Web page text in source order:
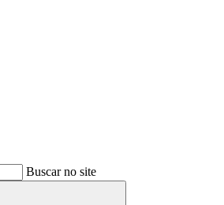
Buscar no site